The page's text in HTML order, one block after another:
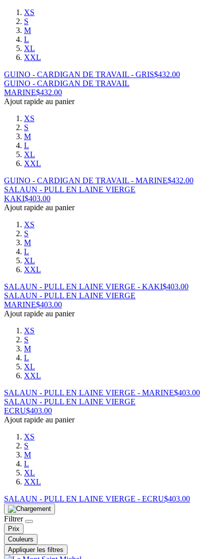
XS
S
M
L
XL
XXL
GUINO - CARDIGAN DE TRAVAIL - GRIS$432.00
GUINO - CARDIGAN DE TRAVAIL
MARINE$432.00
Ajout rapide au panier
XS
S
M
L
XL
XXL
GUINO - CARDIGAN DE TRAVAIL - MARINE$432.00
SALAUN - PULL EN LAINE VIERGE
KAKI$403.00
Ajout rapide au panier
XS
S
M
L
XL
XXL
SALAUN - PULL EN LAINE VIERGE - KAKI$403.00
SALAUN - PULL EN LAINE VIERGE
MARINE$403.00
Ajout rapide au panier
XS
S
M
L
XL
XXL
SALAUN - PULL EN LAINE VIERGE - MARINE$403.00
SALAUN - PULL EN LAINE VIERGE
ECRU$403.00
Ajout rapide au panier
XS
S
M
L
XL
XXL
SALAUN - PULL EN LAINE VIERGE - ECRU$403.00
Filtrer
Prix
Couleurs
Appliquer les filtres